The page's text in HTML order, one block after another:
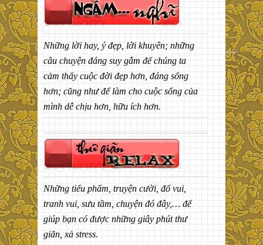
Những lời hay, ý đẹp, lời khuyên; những
câu chuyện đáng suy gẫm để chúng ta
cảm thấy cuộc đời đẹp hơn, đáng sống
hơn; cũng như để làm cho cuộc sống của
mình dễ chịu hơn, hữu ích hơn.
Những tiểu phẩm, truyện cười, đố vui,
tranh vui, sưu tầm, chuyện đó đây,… để
giúp bạn có được những giây phút thư
giãn, xả stress.